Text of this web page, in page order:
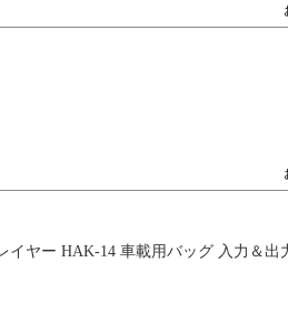
ヤー HAK-14 車載用バッグ 入力＆